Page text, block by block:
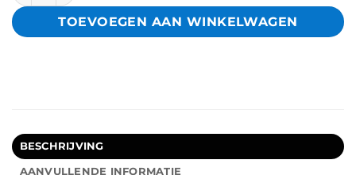
TOEVOEGEN AAN WINKELWAGEN
BESCHRIJVING
AANVULLENDE INFORMATIE